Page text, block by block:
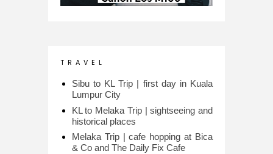
T R A V E L
Sibu to KL Trip | first day in Kuala
Lumpur City
KL to Melaka Trip | sightseeing and
historical places
Melaka Trip | cafe hopping at Bica
& Co and The Daily Fix Cafe